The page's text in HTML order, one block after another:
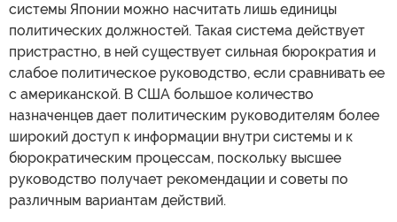
системы Японии можно насчитать лишь единицы
политических должностей. Такая система действует
пристрастно, в ней существует сильная бюрократия и
слабое политическое руководство, если сравнивать ее
с американской. В США большое количество
назначенцев дает политическим руководителям более
широкий доступ к информации внутри системы и к
бюрократическим процессам, поскольку высшее
руководство получает рекомендации и советы по
различным вариантам действий.